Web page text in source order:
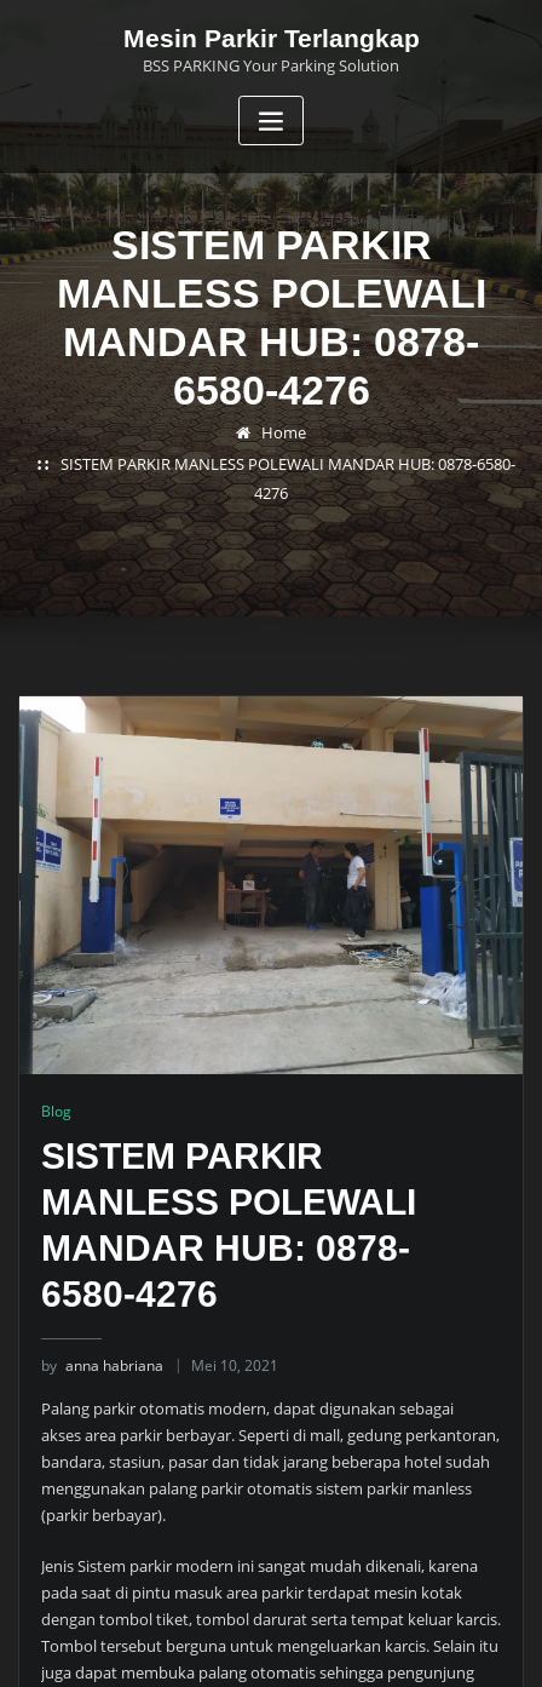
Mesin Parkir Terlangkap
BSS PARKING Your Parking Solution
SISTEM PARKIR
MANLESS POLEWALI
MANDAR HUB: 0878-
6580-4276
Home
SISTEM PARKIR MANLESS POLEWALI MANDAR HUB: 0878-6580-
4276
Blog
SISTEM PARKIR
MANLESS POLEWALI
MANDAR HUB: 0878-
6580-4276
by anna habriana Mei 10, 2021
Palang parkir otomatis modern, dapat digunakan sebagai
akses area parkir berbayar. Seperti di mall, gedung perkantoran,
bandara, stasiun, pasar dan tidak jarang beberapa hotel sudah
menggunakan palang parkir otomatis sistem parkir manless
(parkir berbayar).
Jenis Sistem parkir modern ini sangat mudah dikenali, karena
pada saat di pintu masuk area parkir terdapat mesin kotak
dengan tombol tiket, tombol darurat serta tempat keluar karcis.
Tombol tersebut berguna untuk mengeluarkan karcis. Selain itu
juga dapat membuka palang otomatis sehingga pengunjung